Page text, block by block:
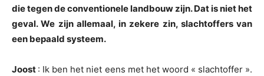
die tegen de conventionele landbouw zijn. Dat is niet het
geval. We zijn allemaal, in zekere zin, slachtoffers van
een bepaald systeem.
Joost : Ik ben het niet eens met het woord « slachtoffer ».